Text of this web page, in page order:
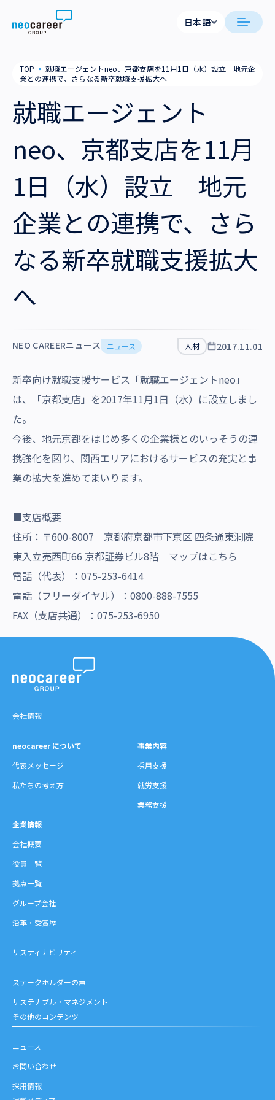
Skip to content
日本語
私たちの考え方
就労支援
業務支援
役員一覧
拠点一覧
グループ会社
サステナビリティ
採用情報
日本語
TOP ▪ 就職エージェントneo、京都支店を11月1日（水）設立 地元企
業との連携で、さらなる新卒就職支援拡大へ
就職エージェント
neo、京都支店を11月
1日（水）設立 地元
企業との連携で、さら
なる新卒就職支援拡大
へ
NEO CAREERニュース ニュース 人材 2017.11.01
新卒向け就職支援サービス「就職エージェントneo 」
は、「京都支店」を2017年11月1日（水）に設立しまし
た。
今後、地元京都をはじめ多くの企業様とのいっそうの連
携強化を図り、関西エリアにおけるサービスの充実と事
業の拡大を進めてまいります。
■支店概要
住所：〒600-8007 京都府京都市下京区 四条通東洞院
東入立売西町66 京都証券ビル8階 マップはこちら
電話（代表）：075-253-6414
電話（フリーダイヤル）：0800-888-7555
FAX（支店共通）：075-253-6950
会社情報
neocareer について
代表メッセージ
私たちの考え方
事業内容
採用支援
就労支援
業務支援
企業情報
会社概要
役員一覧
拠点一覧
グループ会社
沿革・受賞歴
サスティナビリティ
ステークホルダーの声
サステナブル・マネジメント
その他のコンテンツ
ニュース
お問い合わせ
採用情報